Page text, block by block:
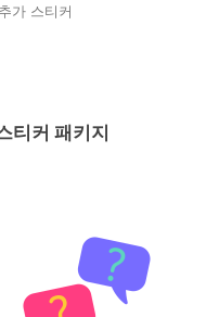
가 스티커
커 패키지